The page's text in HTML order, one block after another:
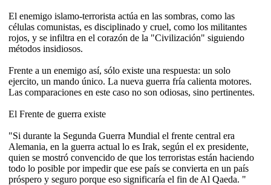
El enemigo islamo-terrorista actúa en las sombras, como las
células comunistas, es disciplinado y cruel, como los militantes
rojos, y se infiltra en el corazón de la "Civilización" siguiendo
métodos insidiosos.
Frente a un enemigo así, sólo existe una respuesta: un solo
ejercito, un mando único. La nueva guerra fría calienta motores.
Las comparaciones en este caso no son odiosas, sino pertinentes.
El Frente de guerra existe
"Si durante la Segunda Guerra Mundial el frente central era
Alemania, en la guerra actual lo es Irak, según el ex presidente,
quien se mostró convencido de que los terroristas están haciendo
todo lo posible por impedir que ese país se convierta en un país
próspero y seguro porque eso significaría el fin de Al Qaeda. "